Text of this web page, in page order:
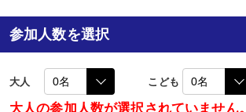
参加人数を選択
大人 こども
大人の参加人数が選択されていません。